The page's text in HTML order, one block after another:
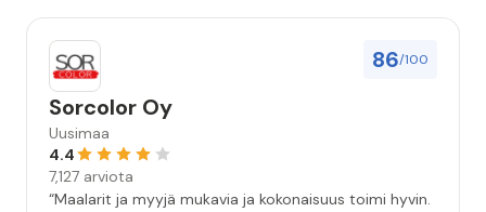
86/100
Sorcolor Oy
Uusimaa
4.4
7,127 arviota
“Maalarit ja myyjä mukavia ja kokonaisuus toimi hyvin.